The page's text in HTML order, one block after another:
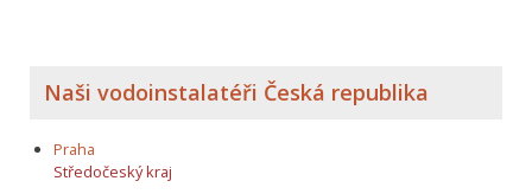
Naši vodoinstalatéři Česká republika
Praha
Středočeský kraj